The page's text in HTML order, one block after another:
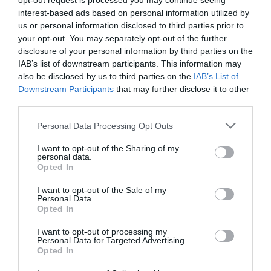
interest-based ads based on personal information utilized by
us or personal information disclosed to third parties prior to
your opt-out. You may separately opt-out of the further
disclosure of your personal information by third parties on the
IAB’s list of downstream participants. This information may
also be disclosed by us to third parties on the IAB’s List of
Downstream Participants that may further disclose it to other
Personal Data Processing Opt Outs
I want to opt-out of the Sharing of my
personal data.
Opted In
I want to opt-out of the Sale of my
Personal Data.
Opted In
I want to opt-out of processing my
Personal Data for Targeted Advertising.
Opted In
Διεύθυνση Ανάπτυξης, Υποστήριξης
Οικοσυστήματος και Μεταφοράς Τεχνολογίας, από
Ελληνικό Κέντρο Αμυντικής Καινοτομίας (ΕΛΚΑΚ),
καθώς και την VK PREMIUM, για τις πολύτιμες
γνώσεις και πληροφορίες που μοιράστηκαν μαζί
και την επιτυχία της εκδήλωσης
Στο άμεσο μέλλον σχεδιάζουμε και επόμενες
ενέργειες για την καλύτερη δυνατή αξιοποίηση των
ευκαιριών στον χώρο της Αμυντικής Βιομηχανιας,
πάντα με την υποστήριξη της VK PREMIUM, της
Όσοι ενδιαφέρεστε να συμμετέχετε, παρακαλούμε να
το δηλώσετε στέλνοντας μας σχετικό email